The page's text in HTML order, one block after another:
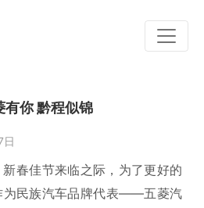
有你 黔程似锦
日
春佳节来临之际，为了更好的
为民族汽车品牌代表——五菱汽